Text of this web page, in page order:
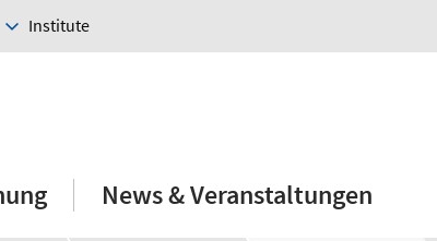
Institute
News & Veranstaltungen